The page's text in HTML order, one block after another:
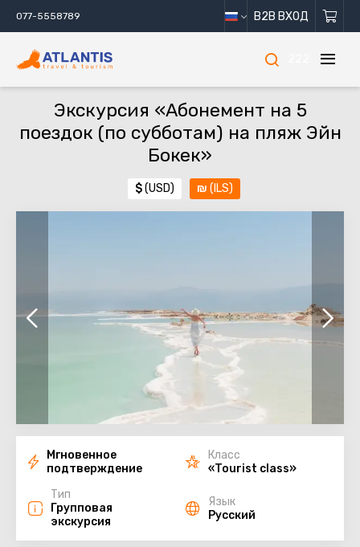
077-5558789 B2B ВХОД
Экскурсия «Абонемент на 5
поездок (по субботам) на пляж Эйн
Бокек»
$(USD) ₪ (ILS)
Мгновенное
подтверждение
Класс
«Tourist class»
Тип
Групповая
экскурсия
Язык
Русский